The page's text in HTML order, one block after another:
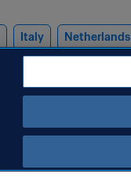
Italy Netherlands